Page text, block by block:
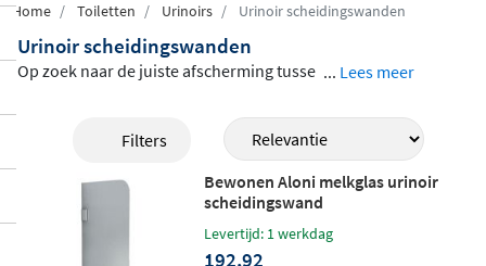
Home Toiletten Urinoirs Urinoir scheidingswanden
Urinoir scheidingswanden
Op zoek naar de juiste afscherming tusse
ruime keuze aan
urinoir scheidingswande
van topmerken als Geberit, Duravit, Gee
sa en Bewonen. Of je nu kiest voor glas, ke
ramiek of kunststof, elke wand zorgt voor
de nodige privacy in openbare of zakelijke
... Lees meer
Filters
Bewonen Aloni melkglas urinoir
scheidingswand
Levertijd: 1 werkdag
192,92